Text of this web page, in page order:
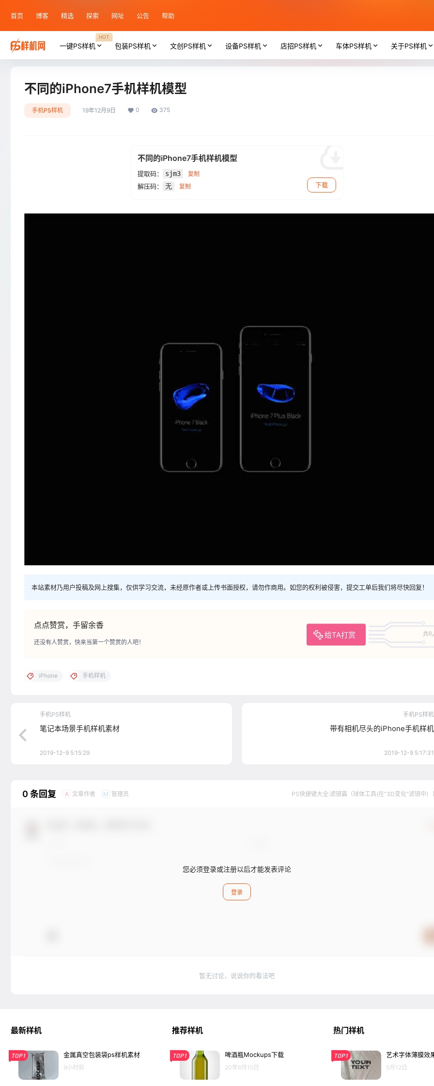
首页 博客 精选 探索 网址 公告 帮助
一键PS样机
HOT
包装PS样机 文创PS样机 设备PS样机 店招PS样机 车体PS样机 关于PS样机
不同的iPhone7手机样机模型
手机PS样机 19年12月9日 0 375
不同的iPhone7手机样机模型
提取码： sjm3 复制
解压码： 无 复制 下载
本站素材乃用户投稿及网上搜集，仅供学习交流，未经原作者或上传书面授权，请勿作商用。如您的权利被侵害，提交工单后我们将尽快回复！
点点赞赏，手留余香
给TA打赏 共0
还没有人赞赏，快来当第一个赞赏的人吧！
iPhone 手机样机
手机PS样机
笔记本场景手机样机素材
2019-12-9 5:15:29
手机PS样机
带有相机尽头的iPhone手机样机
2019-12-9 5:17:31
0 条回复 A 文章作者 M 管理员 PS快捷键大全:滤镜篇（球体工具(在“3D变化”滤镜中) 【
您必须登录或注册以后才能发表评论
登录
暂无讨论，说说你的看法吧
最新样机
TOP1 金属真空包装袋ps样机素材
9小时前
推荐样机
TOP1 啤酒瓶Mockups下载
20年6月15日
热门样机
TOP1 艺术字体薄膜效
5月12日